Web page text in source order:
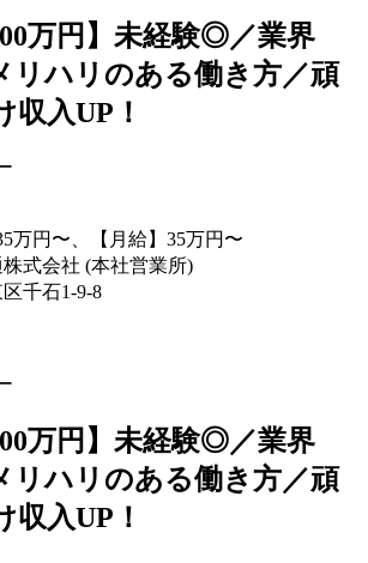
万円】未経験◎／業界
リハリのある働き方／頑
収入UP！
万円〜、【月給】35万円〜
株式会社 (本社営業所)
千石1-9-8
万円】未経験◎／業界
リハリのある働き方／頑
収入UP！